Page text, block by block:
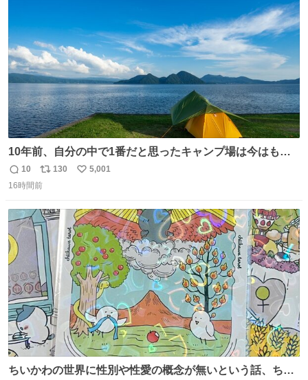
10年前、自分の中で1番だと思ったキャンプ場は今はもう
ない
返
信
10
リ
ポ
ト
数
130
い
数
5,001
16時間前
ちいかわの世界に性別や性愛の概念が無いという話、ちい